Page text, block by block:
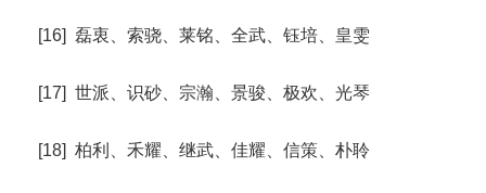
[16] 磊衷、索骁、莱铭、全武、钰培、皇雯
[17] 世派、识砂、宗瀚、景骏、极欢、光琴
[18] 柏利、禾耀、继武、佳耀、信策、朴聆